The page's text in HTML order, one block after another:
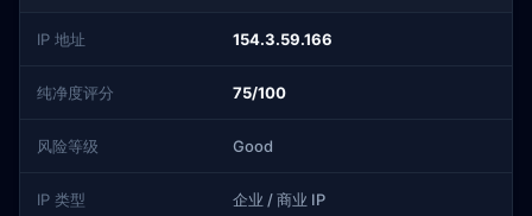
IP 地址 154.3.59.166
纯净度评分 75/100
风险等级 Good
IP 类型 企业 / 商业 IP